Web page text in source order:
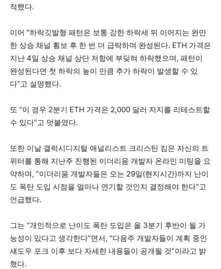
적했다.
이어 “하락깃발형 패턴은 보통 강한 하락세 뒤 이어지는 완만
한 상승 채널 횡보 후 한 번 더 급락하며 완성된다. ETH 가격은
지난 4일 상승 채널 상단 저항에 부딪혀 하락했으며, 패턴이
완성된다면 첫 하락의 높이 만큼 추가 하락이 발생할 수 있
다”고 설명했다.
또 “이 경우 2분기 ETH 가격은 2,000 달러 지지를 리테스트할
수 있다”고 덧붙였다.
또한 이날 갤럭시디지털 애널리스트 크리스틴 킴은 자신의 트
위터를 통해 지난주 진행된 이더리움 개발자 온라인 미팅을 요
약하며, “이더리움 개발자들은 오는 29일(현지시간)까지 난이
도 폭탄 도입 시점을 얼마나 연기할 것인지 결정해야 한다”고
언급했다.
그는 “개인적으로 난이도 폭탄 도입은 올 3분기 후반이 될 가
능성이 있다고 생각한다”면서, “다음주 개발자들이 계획 중인
섀도우 포크 이후 보다 자세한 내용들이 공개될 것”이라고 밝
혔다.